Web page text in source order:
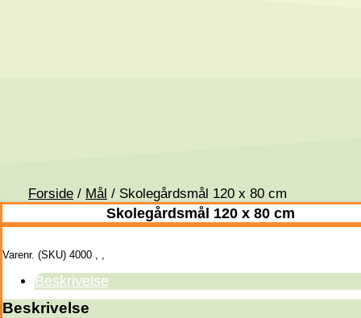
Forside / Mål / Skolegårdsmål 120 x 80 cm
Skolegårdsmål 120 x 80 cm
Varenr. (SKU) 4000 , ,
Beskrivelse
Beskrivelse